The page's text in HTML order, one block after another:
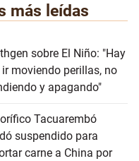
más leídas
sobre El Niño: "Hay
ir moviendo perillas, no
y apagando"
Tacuarembó
suspendido para
carne a China por